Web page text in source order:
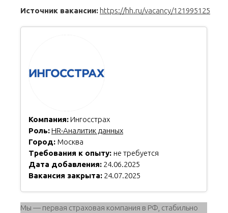
Источник вакансии: https://hh.ru/vacancy/121995125
Компания:Ингосстрах
Роль:HR-Аналитик данных
Город: Москва
Требования к опыту: не требуется
Дата добавления: 24.06.2025
Вакансия закрыта: 24.07.2025
Мы — первая страховая компания в РФ, стабильно